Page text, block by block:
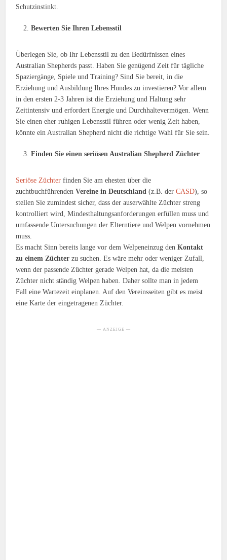
Schutzinstinkt.
Bewerten Sie Ihren Lebensstil
Überlegen Sie, ob Ihr Lebensstil zu den Bedürfnissen eines
Australian Shepherds passt. Haben Sie genügend Zeit für tägliche
Spaziergänge, Spiele und Training? Sind Sie bereit, in die
Erziehung und Ausbildung Ihres Hundes zu investieren? Vor allem
in den ersten 2-3 Jahren ist die Erziehung und Haltung sehr
Zeitintensiv und erfordert Energie und Durchhaltevermögen. Wenn
Sie einen eher ruhigen Lebensstil führen oder wenig Zeit haben,
könnte ein Australian Shepherd nicht die richtige Wahl für Sie sein.
Finden Sie einen seriösen Australian Shepherd Züchter
Seriöse Züchter finden Sie am ehesten über die
zuchtbuchführendenVereine in Deutschland (z.B. derCASD), so
stellen Sie zumindest sicher, dass der auserwählte Züchter streng
kontrolliert wird, Mindesthaltungsanforderungen erfüllen muss und
umfassende Untersuchungen der Elterntiere und Welpen vornehmen
muss.
Es macht Sinn bereits lange vor dem Welpeneinzug denKontakt
zu einem Züchter zu suchen. Es wäre mehr oder weniger Zufall,
wenn der passende Züchter gerade Welpen hat, da die meisten
Züchter nicht ständig Welpen haben. Daher sollte man in jedem
Fall eine Wartezeit einplanen. Auf den Vereinsseiten gibt es meist
eine Karte der eingetragenen Züchter.
— ANZEIGE —